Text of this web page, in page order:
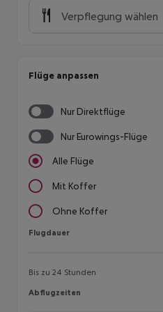
Verpflegung wählen
Flüge anpassen
Nur Direktflüge
Nur Eurowings-Flüge
Alle Flüge
Mit Koffer
Ohne Koffer
Flugdauer
Flugdauer
Bis zu 24 Stunden
Abflugzeiten
Abflugzeiten